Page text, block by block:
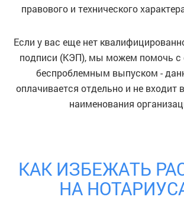
правового и технического
Если у вас еще нет
подписи (КЭП), мы можем помочь с
беспроблемным выпуском -
оплачивается отдельно и не входит
наименования
КАК ИЗБЕЖАТЬ
НА